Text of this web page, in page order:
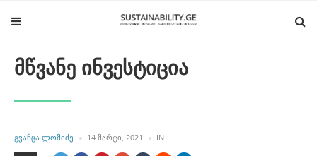
მწვანე ინვესტიცია
POSTED
BY
ᲒᲕᲐᲜᲪᲐ ᲚᲝᲛᲘᲫᲔ 14 ᲛᲐᲠᲢᲘ, 2021 INPOSTED
IN